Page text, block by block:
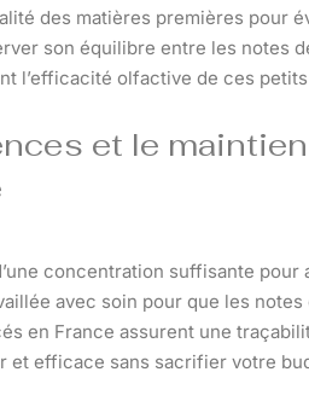
des matières premières pour
son équilibre entre les notes
l’efficacité olfactive de ces
et le
concentration suffisante pour
avec soin pour que les
en France assurent une
et efficace sans sacrifier votre